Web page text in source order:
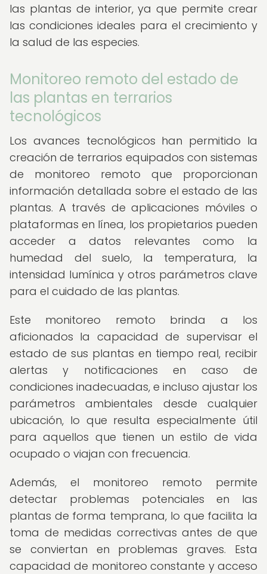
las plantas de interior, ya que permite crear
las condiciones ideales para el crecimiento y
la salud de las especies.
Monitoreo remoto del estado de
las plantas en terrarios
tecnológicos
Los avances tecnológicos han permitido la
creación de terrarios equipados con sistemas
de monitoreo remoto que proporcionan
información detallada sobre el estado de las
plantas. A través de aplicaciones móviles o
plataformas en línea, los propietarios pueden
acceder a datos relevantes como la
humedad del suelo, la temperatura, la
intensidad lumínica y otros parámetros clave
para el cuidado de las plantas.
Este monitoreo remoto brinda a los
aficionados la capacidad de supervisar el
estado de sus plantas en tiempo real, recibir
alertas y notificaciones en caso de
condiciones inadecuadas, e incluso ajustar los
parámetros ambientales desde cualquier
ubicación, lo que resulta especialmente útil
para aquellos que tienen un estilo de vida
ocupado o viajan con frecuencia.
Además, el monitoreo remoto permite
detectar problemas potenciales en las
plantas de forma temprana, lo que facilita la
toma de medidas correctivas antes de que
se conviertan en problemas graves. Esta
capacidad de monitoreo constante y acceso